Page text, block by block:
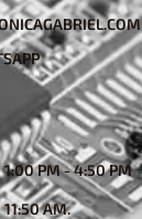
PM - 4:50 PM
AM.